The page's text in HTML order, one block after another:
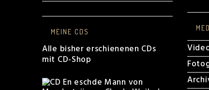
MEINE CDS
Alle bisher erschienenen CDs
mit CD-Shop